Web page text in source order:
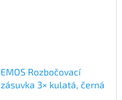
EMOS Rozbočovací
zásuvka 3× kulatá, černá